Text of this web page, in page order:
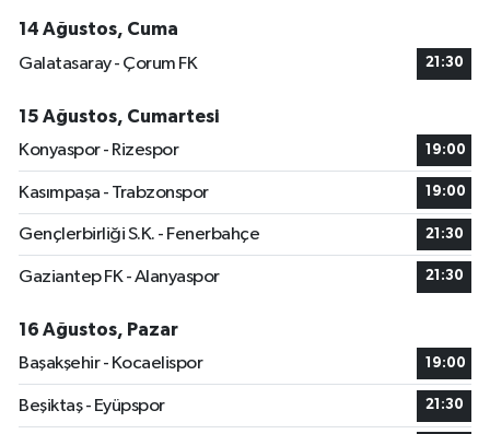
14 Ağustos, Cuma
Galatasaray - Çorum FK
21:30
15 Ağustos, Cumartesi
Konyaspor - Rizespor
19:00
Kasımpaşa - Trabzonspor 19:00
Gençlerbirliği S.K. - Fenerbahçe 21:30
Gaziantep FK - Alanyaspor 21:30
16 Ağustos, Pazar
Başakşehir - Kocaelispor
19:00
Beşiktaş - Eyüpspor 21:30